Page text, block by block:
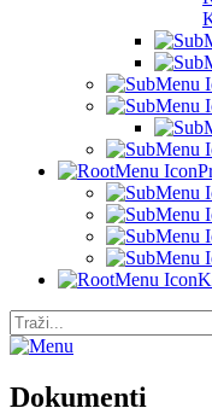
Dokumenti